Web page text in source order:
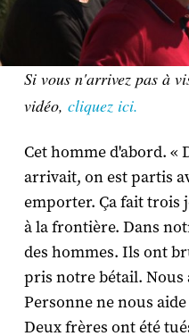
Si vous n'arrivez pas à
vidéo, cliquez ici.
Cet homme d'abord. «
arrivait, on est partis
emporter. Ça fait trois
à la frontière. Dans
des hommes. Ils ont
pris notre bétail. Nous
Personne ne nous
Deux frères ont été